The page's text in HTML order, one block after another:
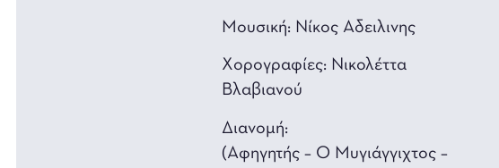
Μουσική: Νίκος Αδειλινης
Xορογραφίες: Νικολέττα
Βλαβιανού
Διανομή:
(Aφηγητής – Ο Mυγιάγγιχτος –